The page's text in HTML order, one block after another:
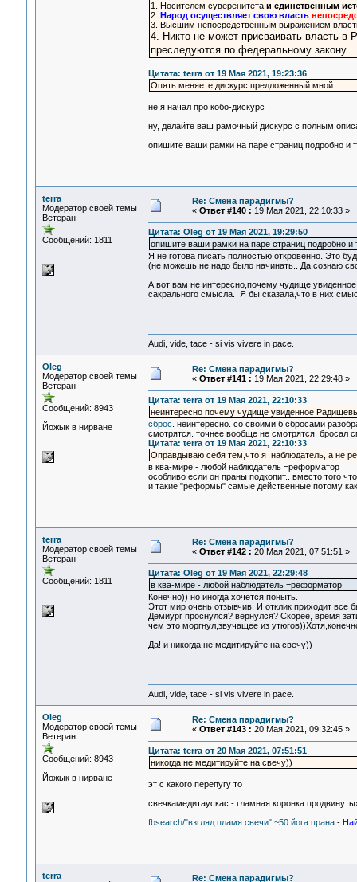
1. Носителем суверенитета и единственным
2.
Народ осуществляет свою власть
3. Высшим непосредственным выражением
4. Никто не может присваивать власть в
преследуются по федеральному закону.
Цитата: terra от 19 Мая 2021, 19:23:36
Опять меняете дискурс предложенный мной
не я начал про кобо-дискурс
ну, делайте ваш рамочный дискурс с полным
опишите ваши рамки на паре страниц подробно и
terra
Модератор своей темы
Ветеран
Сообщений: 1811
Re: Смена парадигмы?
« Ответ #140 : 19 Мая 2021, 22:10:33 »
Цитата: Oleg от 19 Мая 2021, 19:29:50
опишите ваши рамки на паре страниц подробно и
Я не готова писать полностью откровенно. Это
(не можешь,не надо было начинать.. Да,сознаю
А вот вам не интересно,почему чудище
сакрального смысла. Я бы сказала,что в них
Audi, vide, tace - si vis vivere in pace.
Oleg
Модератор своей темы
Ветеран
Сообщений: 8943
Йожык в нирване
Re: Смена парадигмы?
« Ответ #141 : 19 Мая 2021, 22:29:48 »
Цитата: terra от 19 Мая 2021, 22:10:33
неинтересно почему чудище увиденное
сброс . неинтересно. со своими б сбросами
смотрятся. точнее вообще не смотрятся. бросал
Цитата: terra от 19 Мая 2021, 22:10:33
Оправдываю себя тем,что я наблюдатель, а не
в ква-мире - любой наблюдатель =реформатор
особливо если он праны подкопит.. вместо того
и такие "реформы" самые действенные потому
terra
Модератор своей темы
Ветеран
Сообщений: 1811
Re: Смена парадигмы?
« Ответ #142 : 20 Мая 2021, 07:51:51 »
Цитата: Oleg от 19 Мая 2021, 22:29:48
в ква-мире - любой наблюдатель =реформатор
Конечно)) но иногда хочется поныть.
Этот мир очень отзывчив. И отклик приходит все
Демиург проснулся? вернулся? Скорее, время
чем это моргнул,звучащее из
Да! и никогда не медитируйте на свечу))
Audi, vide, tace - si vis vivere in pace.
Oleg
Модератор своей темы
Ветеран
Сообщений: 8943
Йожык в нирване
Re: Смена парадигмы?
« Ответ #143 : 20 Мая 2021, 09:32:45 »
Цитата: terra от 20 Мая 2021, 07:51:51
никогда не медитируйте на свечу))
эт с какого перепугу то
свечкамедитаускас - гламная коронка
fbsearch/"взгляд пламя свечи" ~50 йога прана-
terra
Re: Смена парадигмы?